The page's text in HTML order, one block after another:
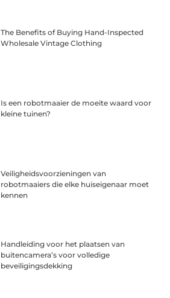
The Benefits of Buying Hand-Inspected
Wholesale Vintage Clothing
Is een robotmaaier de moeite waard voor
kleine tuinen?
Veiligheidsvoorzieningen van
robotmaaiers die elke huiseigenaar moet
kennen
Handleiding voor het plaatsen van
buitencamera’s voor volledige
beveiligingsdekking